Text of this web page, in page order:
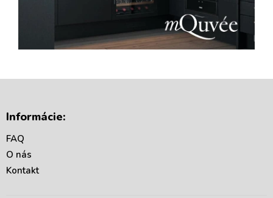
Informácie:
FAQ
O nás
Kontakt